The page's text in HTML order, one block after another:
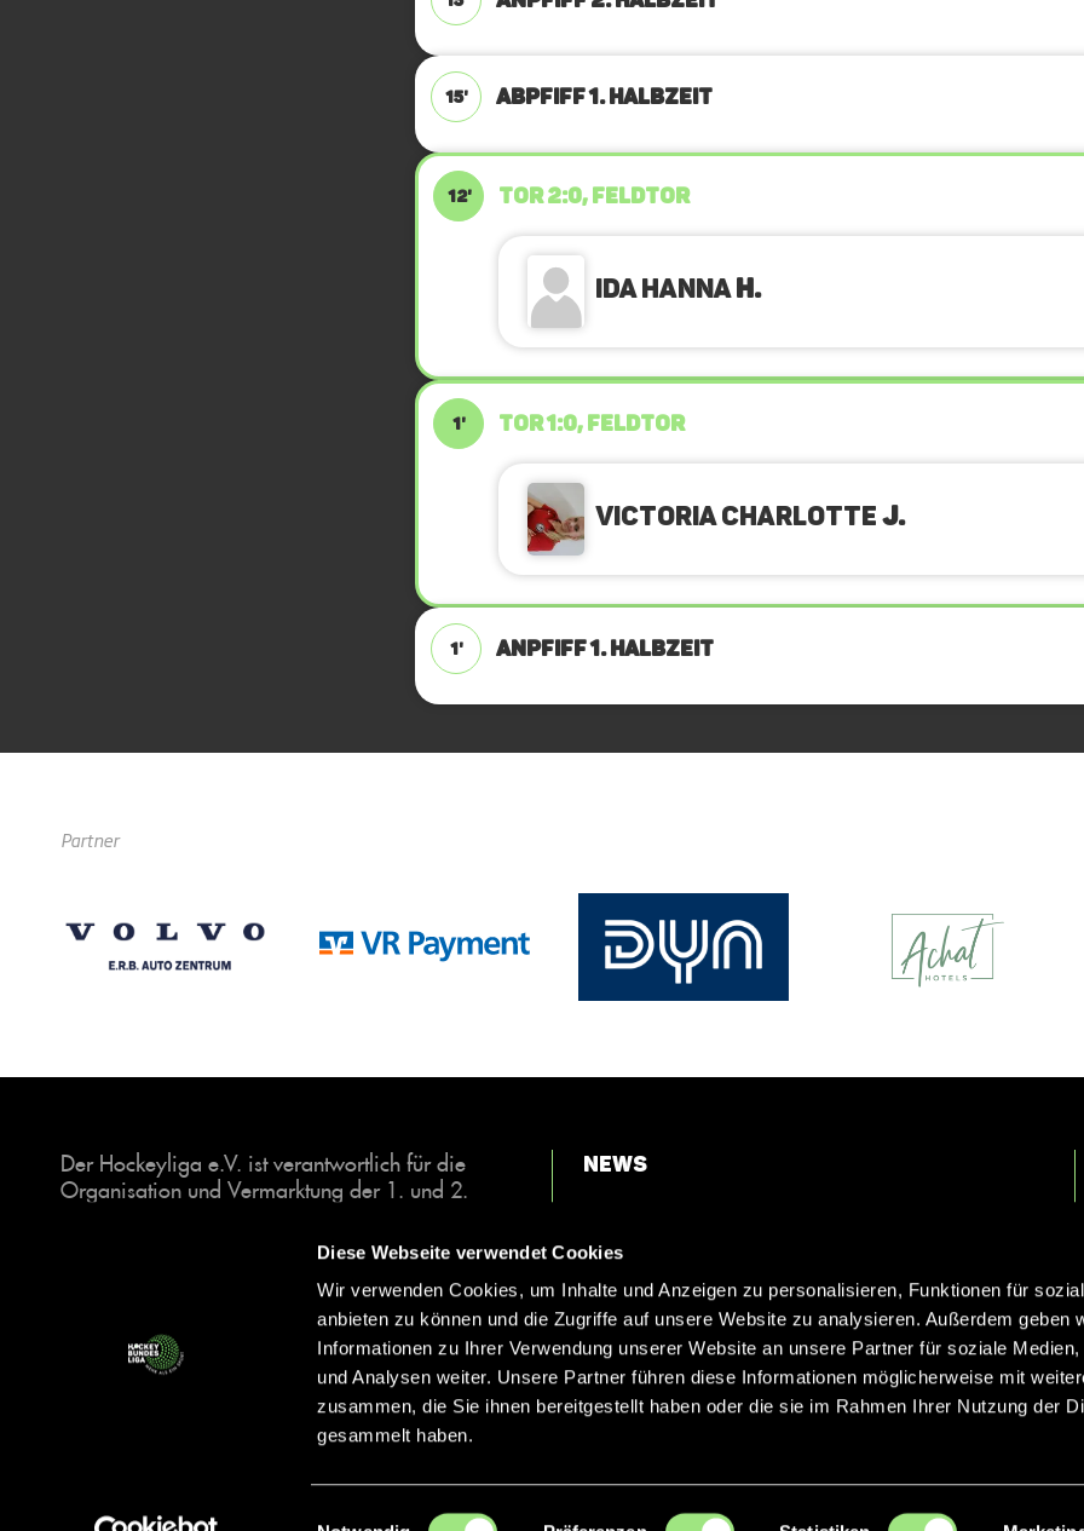
Diese Webseite verwendet Cookies
Wir verwenden Cookies, um Inhalte und Anzeigen zu personalisieren, Funktionen für
anbieten zu können und die Zugriffe auf unsere Website zu analysieren. Außerdem geben
Informationen zu Ihrer Verwendung unserer Website an unsere Partner für soziale Medien,
und Analysen weiter. Unsere Partner führen diese Informationen möglicherweise mit
zusammen, die Sie ihnen bereitgestellt haben oder die sie im Rahmen Ihrer Nutzung der
gesammelt haben.
Einwilligungsauswahl
15' ABPFIFF 1. Halbzeit
12' TOR 2:0, FELDTOR
Ida HannaH.
1' TOR 1:0, FELDTOR
Victoria CharlotteJ.
1' ANPFIFF 1. Halbzeit
Partner
Der Hockeyliga e.V. ist verantwortlich für die
Organisation und Vermarktung der 1. und 2.
Halle. Insgesamt sind über 60 Vereine unter dem
Dach der Hockeyliga organisiert, sowohl im
Herren als auch im Damen Bereich.
News
Kontakt